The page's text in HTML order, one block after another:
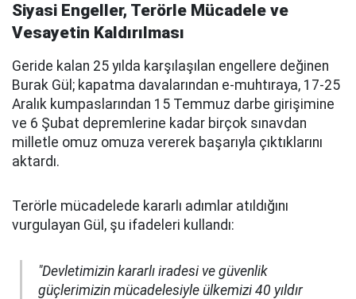
Siyasi Engeller, Terörle Mücadele ve
Vesayetin Kaldırılması
Geride kalan 25 yılda karşılaşılan engellere değinen
Burak Gül; kapatma davalarından e-muhtıraya, 17-25
Aralık kumpaslarından 15 Temmuz darbe girişimine
ve 6 Şubat depremlerine kadar birçok sınavdan
milletle omuz omuza vererek başarıyla çıktıklarını
aktardı.
Terörle mücadelede kararlı adımlar atıldığını
vurgulayan Gül, şu ifadeleri kullandı:
"Devletimizin kararlı iradesi ve güvenlik
güçlerimizin mücadelesiyle ülkemizi 40 yıldır